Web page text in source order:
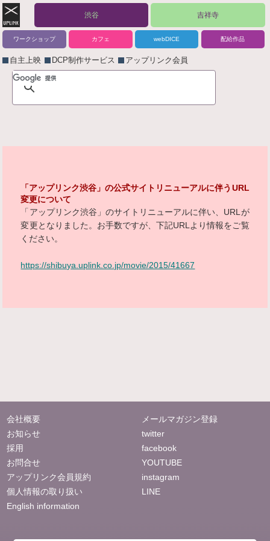
渋谷 吉祥寺
ワークショップ カフェ webDICE 配給作品
自主上映 DCP制作サービス アップリンク会員
「アップリンク渋谷」の公式サイトリニューアルに伴うURL
変更について
「アップリンク渋谷」のサイトリニューアルに伴い、URLが
変更となりました。お手数ですが、下記URLより情報をご覧
ください。
https://shibuya.uplink.co.jp/movie/2015/41667
会社概要
お知らせ
採用
お問合せ
アップリンク会員規約
個人情報の取り扱い
English information
メールマガジン登録
twitter
facebook
YOUTUBE
instagram
LINE